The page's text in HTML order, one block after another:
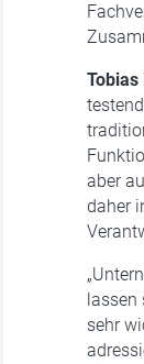
aber
daher
sehr